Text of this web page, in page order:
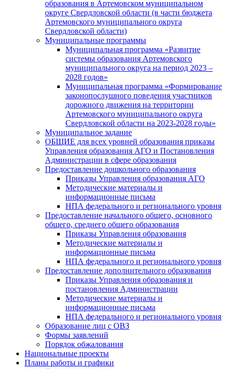
образования в Артемовском муниципальном
округе Свердловской области (в части бюджета
Артемовского муниципального округа
Свердловской области)
Муниципальные программы
Муниципальная программа «Развитие
системы образования Артемовского
муниципального округа на период 2023 –
2028 годов»
Муниципальная программа «Формирование
законопослушного поведения участников
дорожного движения на территории
Артемовского муниципального округа
Свердловской области на 2023-2028 годы»
Муниципальное задание
ОБЩИЕ для всех уровней образования приказы
Управления образования АГО и Постановления
Администрации в сфере образования
Предоставление дошкольного образования
Приказы Управления образования АГО
Методические материалы и
информационные письма
НПА федерального и регионального уровня
Предоставление начального общего, основного
общего, среднего общего образования
Приказы Управления образования
Методические материалы и
информационные письма
НПА федерального и регионального уровня
Предоставление дополнительного образования
Приказы Управления образования и
постановления Администрации
Методические материалы и
информационные письма
НПА федерального и регионального уровня
Образование лиц с ОВЗ
Формы заявлений
Порядок обжалования
Национальные проекты
Планы работы и графики